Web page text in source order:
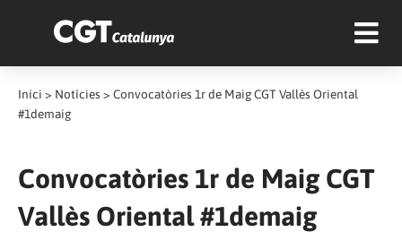
Inici > Notícies > Convocatòries 1r de Maig CGT Vallès Oriental
#1demaig
Convocatòries 1r de Maig CGT
Vallès Oriental #1demaig